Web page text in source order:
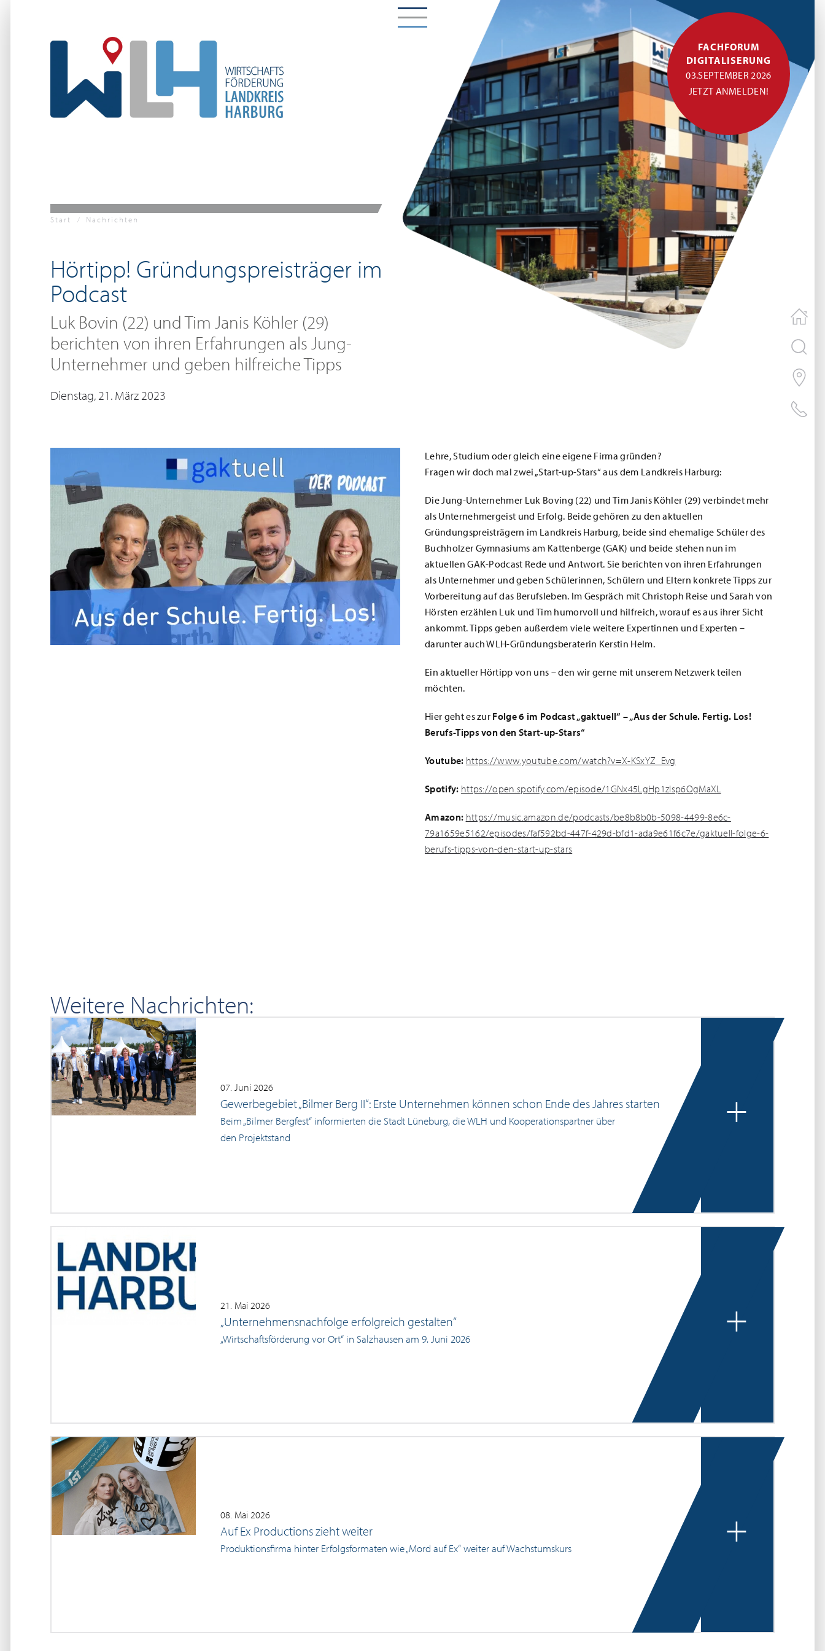
FACHFORUM
DIGITALISERUNG
03.SEPTEMBER 2026
JETZT ANMELDEN!
Start Nachrichten
Hörtipp! Gründungspreisträger im
Podcast
Luk Bovin (22) und Tim Janis Köhler (29)
berichten von ihren Erfahrungen als Jung-
Unternehmer und geben hilfreiche Tipps
Dienstag, 21. März 2023
Lehre, Studium oder gleich eine eigene Firma gründen?
Fragen wir doch mal zwei „Start-up-Stars“ aus dem Landkreis Harburg:
Die Jung-Unternehmer Luk Boving (22) und Tim Janis Köhler (29) verbindet mehr
als Unternehmergeist und Erfolg. Beide gehören zu den aktuellen
Gründungspreisträgern im Landkreis Harburg, beide sind ehemalige Schüler des
Buchholzer Gymnasiums am Kattenberge (GAK) und beide stehen nun im
aktuellen GAK-Podcast Rede und Antwort. Sie berichten von ihren Erfahrungen
als Unternehmer und geben Schülerinnen, Schülern und Eltern konkrete Tipps zur
Vorbereitung auf das Berufsleben. Im Gespräch mit Christoph Reise und Sarah von
Hörsten erzählen Luk und Tim humorvoll und hilfreich, worauf es aus ihrer Sicht
ankommt. Tipps geben außerdem viele weitere Expertinnen und Experten –
darunter auch WLH-Gründungsberaterin Kerstin Helm.
Ein aktueller Hörtipp von uns – den wir gerne mit unserem Netzwerk teilen
möchten.
Hier geht es zur Folge 6 im Podcast „gaktuell“ – „Aus der Schule. Fertig. Los!
Berufs-Tipps von den Start-up-Stars“
Youtube: https://www.youtube.com/watch?v=X-KSxYZ_Evg
Spotify: https://open.spotify.com/episode/1GNx45LgHp1zIsp6OgMaXL
Amazon: https://music.amazon.de/podcasts/be8b8b0b-5098-4499-8e6c-
79a1659e5162/episodes/faf592bd-447f-429d-bfd1-ada9e61f6c7e/gaktuell-folge-6-
berufs-tipps-von-den-start-up-stars
Weitere Nachrichten:
07. Juni 2026
Gewerbegebiet „Bilmer Berg II“: Erste Unternehmen können schon Ende des Jahres starten
Beim „Bilmer Bergfest“ informierten die Stadt Lüneburg, die WLH und Kooperationspartner über
den Projektstand
+
21. Mai 2026
„Unternehmensnachfolge erfolgreich gestalten“
„Wirtschaftsförderung vor Ort“ in Salzhausen am 9. Juni 2026 +
08. Mai 2026
Auf Ex Productions zieht weiter
Produktionsfirma hinter Erfolgsformaten wie „Mord auf Ex“ weiter auf Wachstumskurs +